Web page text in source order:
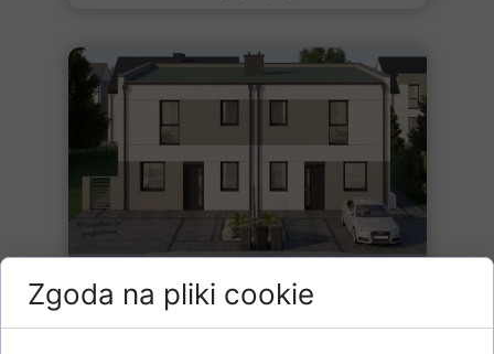
Inwestycja deweloperska - dom
Zgoda na pliki cookie